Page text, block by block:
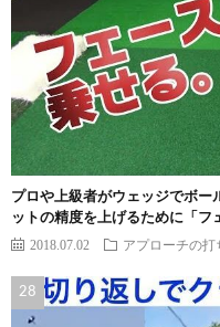
プロや上級者がウェッジでボー
ットの精度を上げるために「フ
2018.07.02 アプローチの打